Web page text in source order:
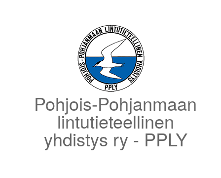
Pohjois-Pohjanmaan
lintutieteellinen
yhdistys ry - PPLY